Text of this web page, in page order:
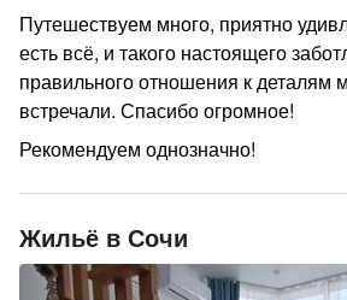
Путешествуем много, приятно
есть всё, и такого настоящего
правильного отношения к
встречали. Спасибо огромное!
Рекомендуем однозначно!
Жильё в Сочи